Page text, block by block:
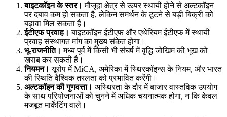
बाइटकॉइन के स्तर। मौजूदा क्षेत्र से ऊपर स्थायी होने से अल्टकॉइन
पर दबाव कम हो सकता है, लेकिन समर्थन के टूटने से बड़ी बिक्री को
बढ़ावा मिल सकता है।
ईटीएफ प्रवाह। बाइटकॉइन ईटीएफ और एथेरियम ईटीएफ में स्थायी
प्रवाह संस्थागत मांग का मुख्य संकेत होगा।
भू-राजनीति। मध्य पूर्व में किसी भी संघर्ष में वृद्धि जोखिम की भूख को
खराब कर सकती है।
नियमन। यूरोप में MiCA, अमेरिका में स्थिरकॉइन्स के नियम, और भारत
की स्थिति वैश्विक तरलता को प्रभावित करेंगी।
अल्टकॉइन की गुणवत्ता। अस्थिरता के दौर में बाजार वास्तविक उपयोग
के साथ परियोजनाओं को चुनने में अधिक चयनात्मक होगा, न कि केवल
मजबूत मार्केटिंग वाले।